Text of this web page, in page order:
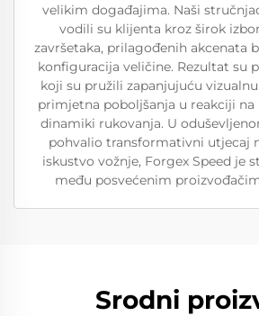
velikim događajima. Naši
vodili su klijenta kroz širok
završetaka, prilagođenih akcenata
konfiguracija veličine. Rezultat su
koji su pružili zapanjujuću
primjetna poboljšanja u reakciji
dinamiki rukovanja. U
pohvalio transformativni utjecaj
iskustvo vožnje, Forgex Speed je
među posvećenim
Srodni